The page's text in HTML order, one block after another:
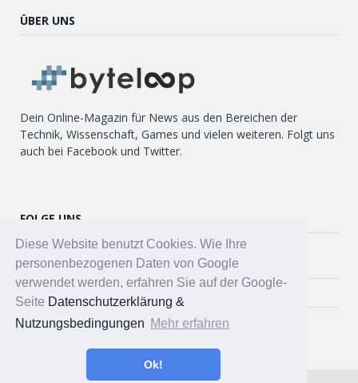
Diese Website benutzt Cookies. Wie Ihre
personenbezogenen Daten von Google
verwendet werden, erfahren Sie auf der Google-
Seite Datenschutzerklärung &
Nutzungsbedingungen Mehr erfahren
Ok!
ÜBER UNS
Dein Online-Magazin für News aus den Bereichen der
Technik, Wissenschaft, Games und vielen weiteren. Folgt uns
auch bei Facebook und Twitter.
FOLGE UNS
Twitter
Facebook